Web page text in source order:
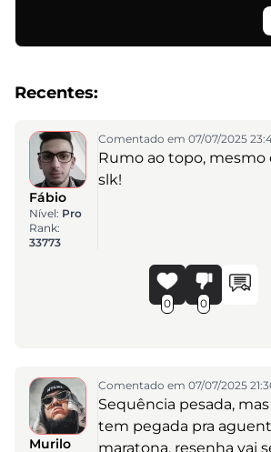
Recentes:
Fábio
Nível: Pro
Rank:
33773
Comentado em 07/07/2025
Rumo ao topo,
slk!
0 0
Murilo
Comentado em 07/07/2025
Sequência pesada,
tem pegada pra
maratona, resenha vai